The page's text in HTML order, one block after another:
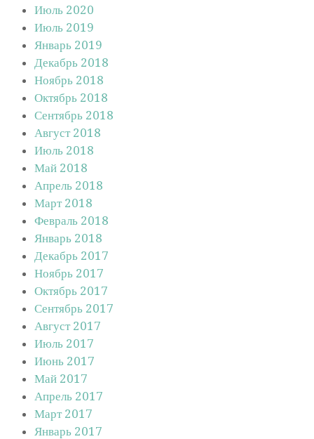
Июль 2020
Июль 2019
Январь 2019
Декабрь 2018
Ноябрь 2018
Октябрь 2018
Сентябрь 2018
Август 2018
Июль 2018
Май 2018
Апрель 2018
Март 2018
Февраль 2018
Январь 2018
Декабрь 2017
Ноябрь 2017
Октябрь 2017
Сентябрь 2017
Август 2017
Июль 2017
Июнь 2017
Май 2017
Апрель 2017
Март 2017
Январь 2017